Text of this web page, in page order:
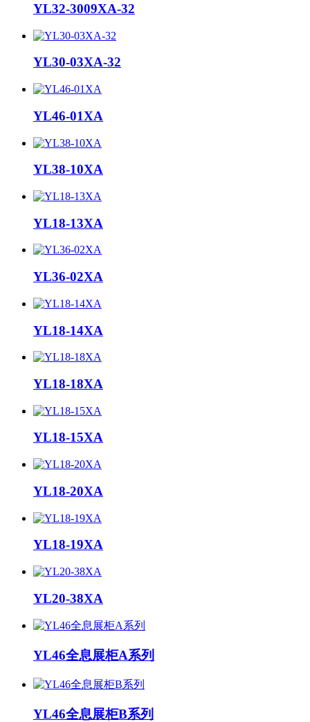
YL32-3009XA-32
YL30-03XA-32
YL46-01XA
YL38-10XA
YL18-13XA
YL36-02XA
YL18-14XA
YL18-18XA
YL18-15XA
YL18-20XA
YL18-19XA
YL20-38XA
YL46全息展柜A系列
YL46全息展柜B系列